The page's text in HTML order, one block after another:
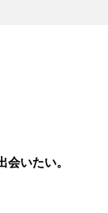
いたい。